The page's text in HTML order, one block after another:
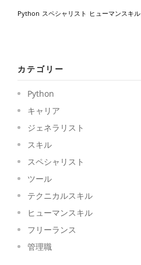
Python スペシャリスト ヒューマンスキル
カテゴリー
Python
キャリア
ジェネラリスト
スキル
スペシャリスト
ツール
テクニカルスキル
ヒューマンスキル
フリーランス
管理職